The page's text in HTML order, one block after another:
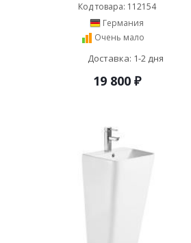
Код товара: 112154
Германия
Очень мало
Доставка: 1-2 дня
19 800₽